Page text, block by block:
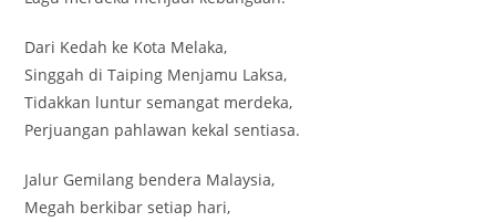
Dari Kedah ke Kota Melaka,
Singgah di Taiping Menjamu Laksa,
Tidakkan luntur semangat merdeka,
Perjuangan pahlawan kekal sentiasa.
Jalur Gemilang bendera Malaysia,
Megah berkibar setiap hari,